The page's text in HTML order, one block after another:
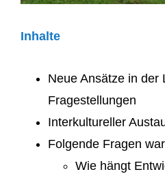
Inhalte
Neue Ansätze in der
Fragestellungen
Interkultureller
Folgende Fragen
Wie hängt